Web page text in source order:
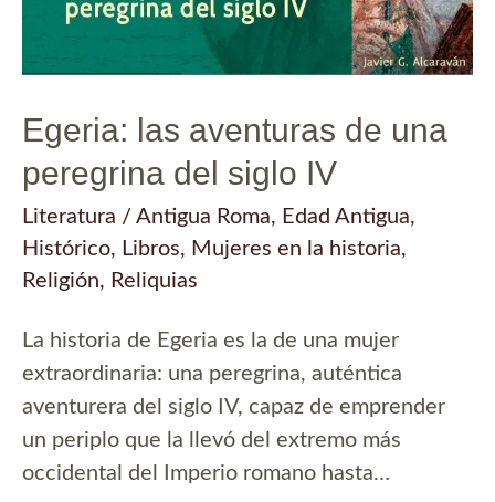
primera
Egeria: las aventuras de una
peregrina del siglo IV
Literatura / Antigua Roma, Edad Antigua,
Histórico, Libros, Mujeres en la historia,
Religión, Reliquias
La historia de Egeria es la de una mujer
extraordinaria: una peregrina, auténtica
aventurera del siglo IV, capaz de emprender
un periplo que la llevó del extremo más
occidental del Imperio romano hasta…